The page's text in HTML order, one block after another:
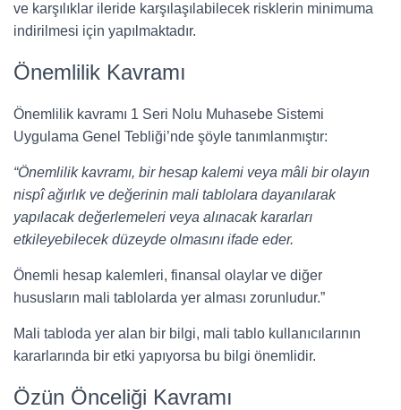
ve karşılıklar ileride karşılaşılabilecek risklerin minimuma
indirilmesi için yapılmaktadır.
Önemlilik Kavramı
Önemlilik kavramı 1 Seri Nolu Muhasebe Sistemi
Uygulama Genel Tebliği’nde şöyle tanımlanmıştır:
“Önemlilik kavramı, bir hesap kalemi veya mâli bir olayın
nispî ağırlık ve değerinin mali tablolara dayanılarak
yapılacak değerlemeleri veya alınacak kararları
etkileyebilecek düzeyde olmasını ifade eder.
Önemli hesap kalemleri, finansal olaylar ve diğer
hususların mali tablolarda yer alması zorunludur.”
Mali tabloda yer alan bir bilgi, mali tablo kullanıcılarının
kararlarında bir etki yapıyorsa bu bilgi önemlidir.
Özün Önceliği Kavramı